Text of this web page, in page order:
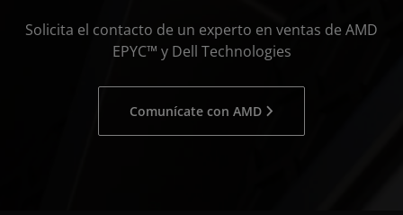
Solicita el contacto de un experto en ventas de AMD
EPYC™ y Dell Technologies
Comunícate con AMD